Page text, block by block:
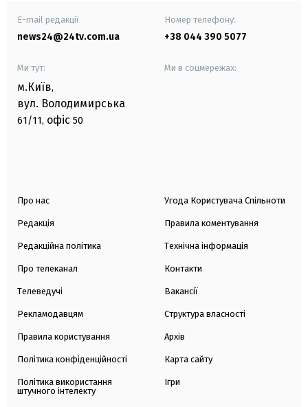
E-mail редакції
news24@24tv.com.ua
Номер телефону:
+38 044 390 5077
Ми тут:
м.Київ,
вул. Володимирська
61/11, офіс 50
Ми в соцмережах:
Про нас
Редакція
Редакційна політика
Про телеканал
Телеведучі
Рекламодавцям
Правила користування
Політика конфіденційності
Політика використання
штучного інтелекту
Угода Користувача Спільноти
Правила коментування
Технічна інформація
Контакти
Вакансії
Структура власності
Архів
Карта сайту
Ігри